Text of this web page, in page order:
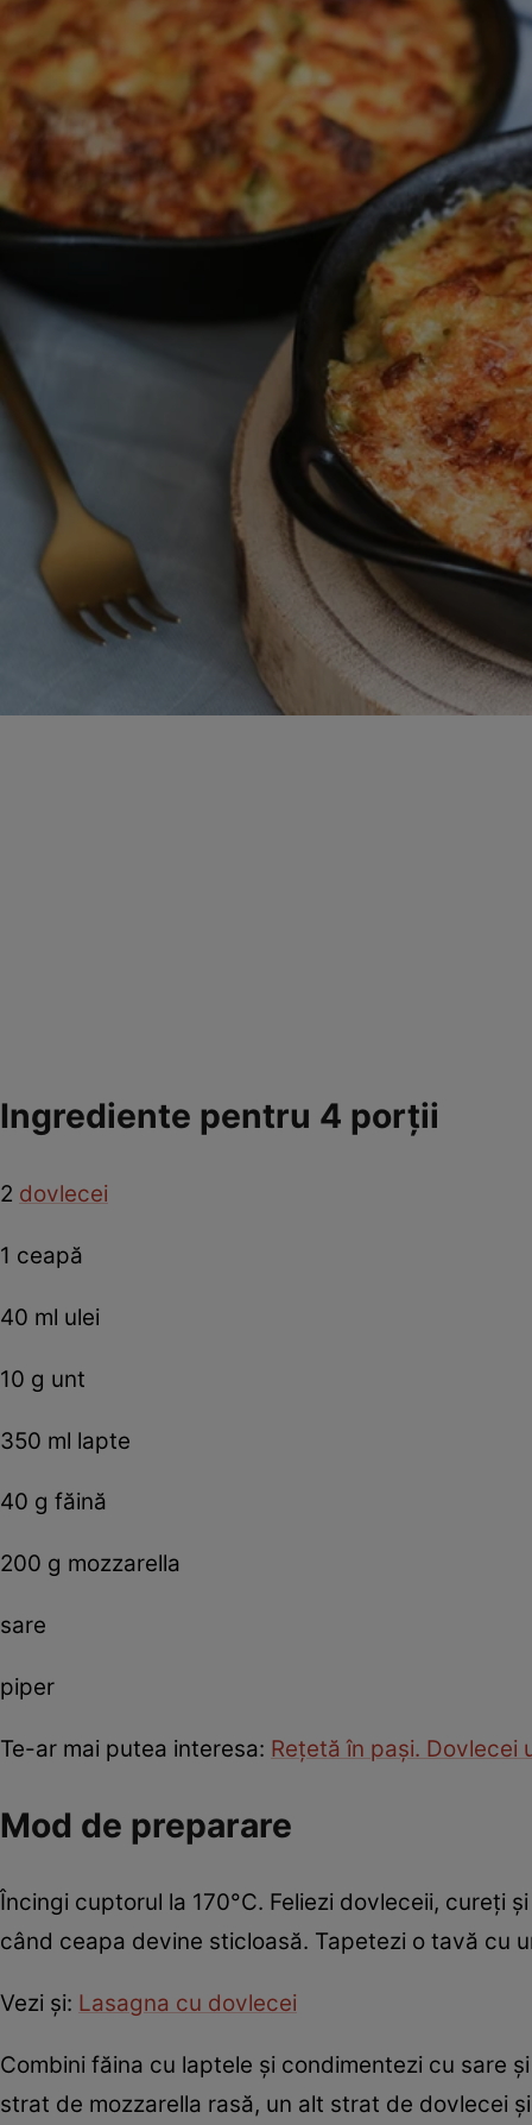
Ingrediente pentru 4 porții
2 dovlecei
1 ceapă
40 ml ulei
10 g unt
350 ml lapte
40 g făină
200 g mozzarella
sare
piper
Te-ar mai putea interesa: Reţetă în paşi. Dovlecei
Mod de preparare
Încingi cuptorul la 170°C. Feliezi dovleceii, cureți
când ceapa devine sticloasă. Tapetezi o tavă cu
Vezi și: Lasagna cu dovlecei
Combini făina cu laptele și condimentezi cu sare
strat de mozzarella rasă, un alt strat de dovlecei